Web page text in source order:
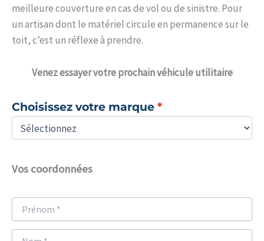
meilleure couverture en cas de vol ou de sinistre. Pour
un artisan dont le matériel circule en permanence sur le
toit, c’est un réflexe à prendre.
Venezessayer votre prochain véhicule utilitaire
Choisissez votre marque
Vos coordonnées